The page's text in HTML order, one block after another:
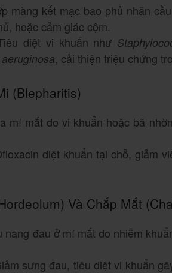
màng kết mạc bao phủ nhãn
hoặc cảm giác cộm.
diệt vi khuẩn như
, cải thiện triệu chứng
(Blepharitis)
mí mắt do vi khuẩn hoặc bã
diệt khuẩn tại chỗ, giảm
Và Chắp Mắt
nang đau ở mí mắt do nhiễm
sưng đau, tiêu diệt vi khuẩn